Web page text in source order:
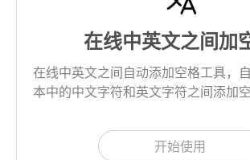
在线中英文之间加
在线中英文之间自动添加空格工具，
本中的中文字符和英文字符之间添加空
开始使用